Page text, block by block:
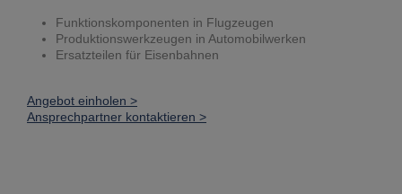
Funktionskomponenten in Flugzeugen
Produktionswerkzeugen in Automobilwerken
Ersatzteilen für Eisenbahnen
Angebot einholen >
Ansprechpartner kontaktieren >